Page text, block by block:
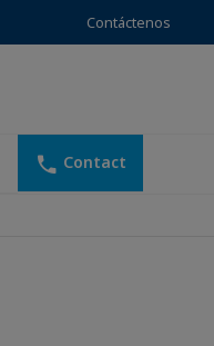
Contáctenos
Contact